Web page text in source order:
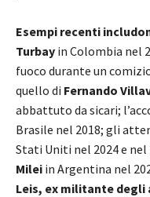
Esempi recenti
Turbay in Colombia nel
fuoco durante un
quello di Fernando
abbattuto da sicari;
Brasile nel 2018; gli
Stati Uniti nel 2024 e nel
Milei in Argentina nel
Leis, ex militante degli